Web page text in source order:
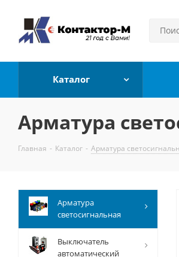
Каталог
Арматура
Главная - Каталог - Арматура
Арматура
светосигнальная
Выключатель
автоматический